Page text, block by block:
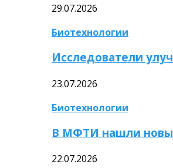
29.07.2026
Биотехнологии
Исследователи
23.07.2026
Биотехнологии
В МФТИ нашли
22.07.2026